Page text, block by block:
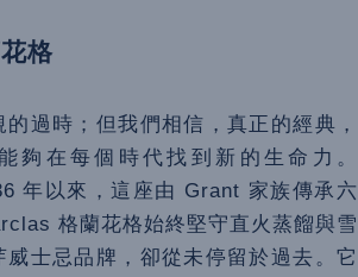
格
過時；但我們相信，真正的經典，
在每個時代找到新的生命力。
年以來，這座由 Grant 家族傳承六
格蘭花格始終堅守直火蒸餾與雪
士忌品牌，卻從未停留於過去。它